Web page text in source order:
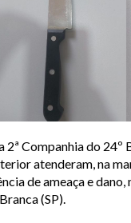
2ª Companhia do 24º
atenderam, na
de ameaça e
(SP).